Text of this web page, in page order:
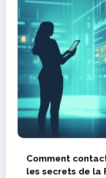
Comment
les secrets de la